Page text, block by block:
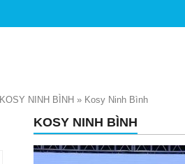
KOSY NINH BÌNH » Kosy Ninh Bình
KOSY NINH BÌNH